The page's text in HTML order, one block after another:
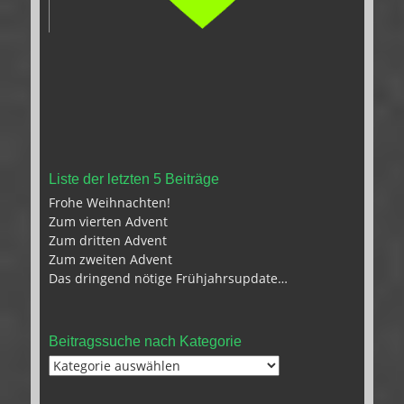
Liste der letzten 5 Beiträge
Frohe Weihnachten!
Zum vierten Advent
Zum dritten Advent
Zum zweiten Advent
Das dringend nötige Frühjahrsupdate…
Beitragssuche nach Kategorie
Beitragssuche